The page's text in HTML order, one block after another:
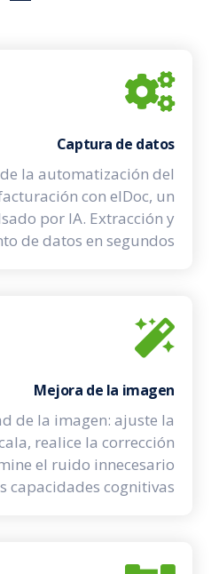
Captura de datos
la automatización del
con elDoc, un
por IA. Extracción y
de datos en segundos
Mejora de la imagen
de la imagen: ajuste la
realice la corrección
el ruido innecesario
capacidades cognitivas